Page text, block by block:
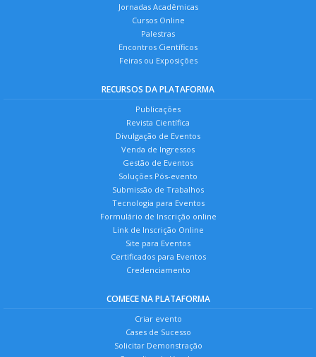
Jornadas Acadêmicas
Cursos Online
Palestras
Encontros Científicos
Feiras ou Exposições
RECURSOS DA PLATAFORMA
Publicações
Revista Científica
Divulgação de Eventos
Venda de Ingressos
Gestão de Eventos
Soluções Pós-evento
Submissão de Trabalhos
Tecnologia para Eventos
Formulário de Inscrição online
Link de Inscrição Online
Site para Eventos
Certificados para Eventos
Credenciamento
COMECE NA PLATAFORMA
Criar evento
Cases de Sucesso
Solicitar Demonstração